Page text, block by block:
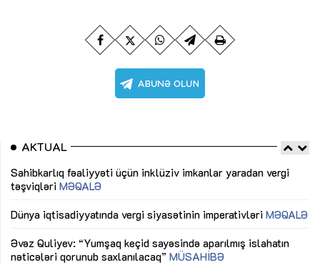
AKTUAL
Sahibkarlıq fəaliyyəti üçün inklüziv imkanlar yaradan vergi
təşviqləri MƏQALƏ
Dünya iqtisadiyyatında vergi siyasətinin imperativləri MƏQALƏ
Əvəz Quliyev: “Yumşaq keçid sayəsində aparılmış islahatın
nəticələri qorunub saxlanılacaq” MÜSAHİBƏ